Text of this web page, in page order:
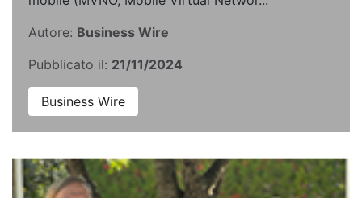
Autore: Business Wire
Pubblicato il: 21/11/2024
Business Wire